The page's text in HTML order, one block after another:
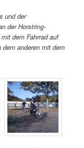
und der
der Horstring-
dem Fahrrad auf
dem anderen mit dem